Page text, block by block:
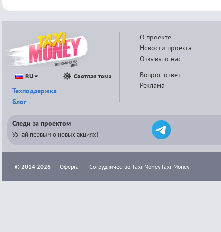
О проекте
Новости проекта
Отзывы о нас
Вопрос-ответ
Реклама
RU Светлая тема
Техподдержка
Блог
Следи за проектом
Узнай первым о новых акциях!
© 2014-2026 · Оферта · Сотрудничество Taxi-MoneyTaxi-Money